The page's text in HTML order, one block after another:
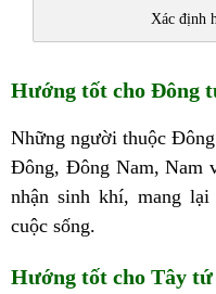
Xác định
Hướng tốt cho Đông
Những người thuộc
Đông, Đông Nam, Nam
nhận sinh khí, mang
cuộc sống.
Hướng tốt cho Tây tứ